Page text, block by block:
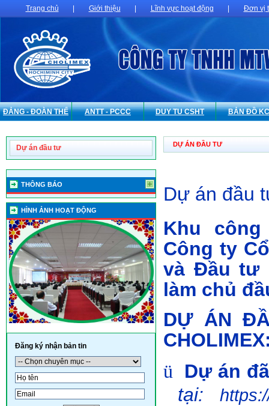
Trang chủ Giới thiệu Lĩnh vực hoạt động Đơn vị
ĐẢNG - ĐOÀN THỂ ANTT - PCCC DUY TU CSHT BẢN ĐỒ
Dự án đầu tư
THÔNG BÁO
HÌNH ẢNH HOẠT ĐỘNG
Đăng ký nhận bản tin
DỰ ÁN ĐẦU TƯ
Dự án đầu
Khu
Công ty
và Đầu tư
làm chủ
DỰ ÁN
ü Dự án
tại: